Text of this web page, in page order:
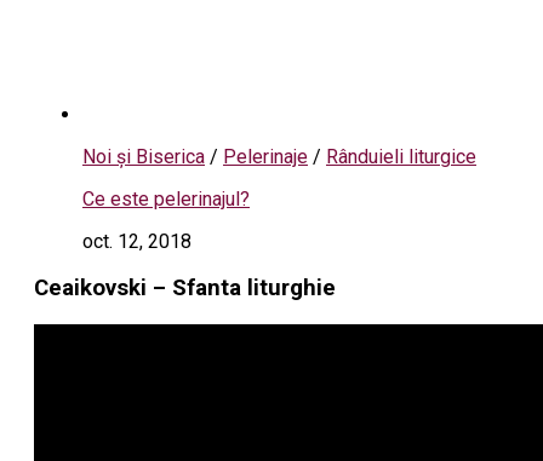
Noi și Biserica / Pelerinaje / Rânduieli liturgice
Ce este pelerinajul?
oct. 12, 2018
Ceaikovski – Sfanta liturghie